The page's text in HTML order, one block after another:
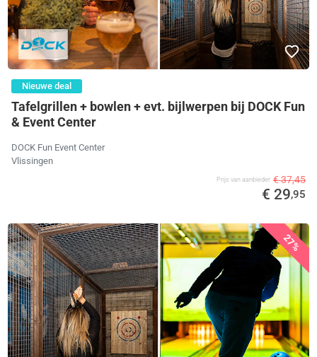
Nieuwe deal
Tafelgrillen + bowlen + evt. bijlwerpen bij DOCK Fun
& Event Center
DOCK Fun Event Center
Vlissingen
Prijs van aanbieder € 37,45
€ 29,95
27%